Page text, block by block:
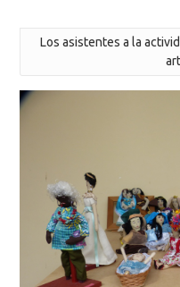
Los asistentes a la